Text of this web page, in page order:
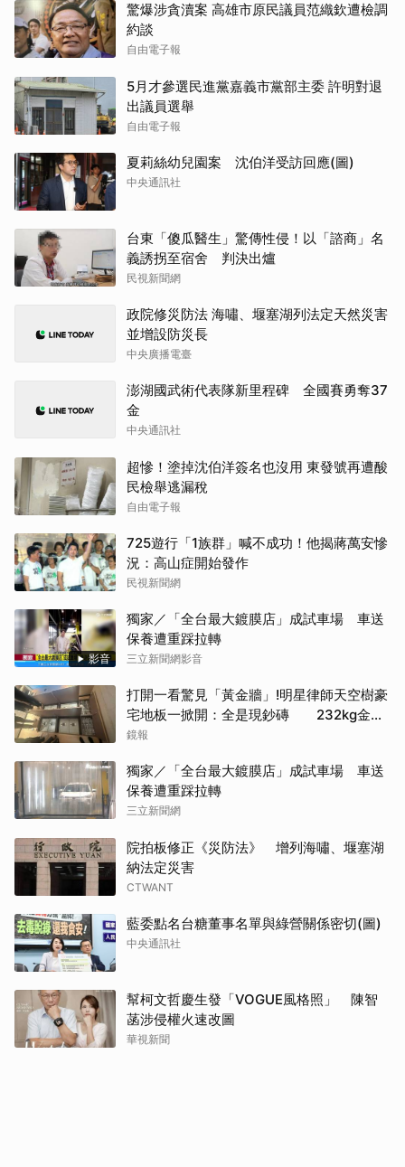
驚爆涉貪瀆案 高雄市原民議員范織欽遭檢調
約談
自由電子報
5月才參選民進黨嘉義市黨部主委 許明對退
出議員選舉
自由電子報
夏莉絲幼兒園案 沈伯洋受訪回應(圖)
中央通訊社
台東「傻瓜醫生」驚傳性侵！以「諮商」名
義誘拐至宿舍 判決出爐
民視新聞網
政院修災防法 海嘯、堰塞湖列法定天然災害
並增設防災長
中央廣播電臺
澎湖國武術代表隊新里程碑 全國賽勇奪37
金
中央通訊社
超慘！塗掉沈伯洋簽名也沒用 東發號再遭酸
民檢舉逃漏稅
自由電子報
725遊行「1族群」喊不成功！他揭蔣萬安慘
況：高山症開始發作
民視新聞網
影音
獨家／「全台最大鍍膜店」成試車場 車送
保養遭重踩拉轉
三立新聞網影音
打開一看驚見「黃金牆」!明星律師天空樹豪
宅地板一掀開：全是現鈔磚 232kg金山
震撼影像曝
鏡報
獨家／「全台最大鍍膜店」成試車場 車送
保養遭重踩拉轉
三立新聞網
院拍板修正《災防法》 增列海嘯、堰塞湖
納法定災害
CTWANT
藍委點名台糖董事名單與綠營關係密切(圖)
中央通訊社
幫柯文哲慶生發「VOGUE風格照」 陳智
菡涉侵權火速改圖
華視新聞